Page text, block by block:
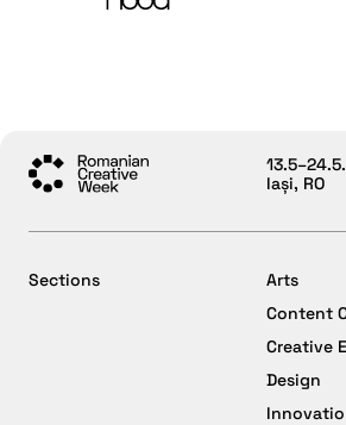
Iași, RO
Sections
Arts
Content
Creative
Design